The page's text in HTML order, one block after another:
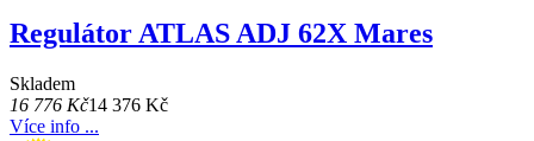
Regulátor ATLAS ADJ 62X Mares
Skladem
16 776 Kč14 376 Kč
Více info ...